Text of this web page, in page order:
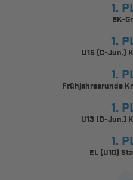
1.
BK-
1.
U15 (C-Jun.)
1.
Frühjahresrunde
1.
U13 (D-Jun.)
1.
EL (U10)